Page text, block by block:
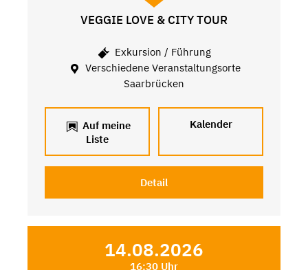
VEGGIE LOVE & CITY TOUR
Exkursion / Führung
Verschiedene Veranstaltungsorte
Saarbrücken
Auf meine
Liste
Kalender
Detail
14.08.2026
16:30 Uhr